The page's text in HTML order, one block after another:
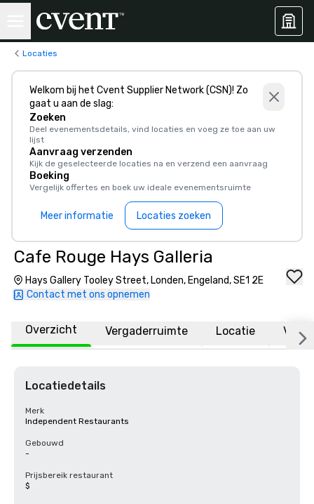
Locaties
Welkom bij het Cvent Supplier Network (CSN)! Zo
gaat u aan de slag:
Zoeken
Deel evenementsdetails, vind locaties en voeg ze toe aan uw
lijst
Aanvraag verzenden
Kijk de geselecteerde locaties na en verzend een aanvraag
Boeking
Vergelijk offertes en boek uw ideale evenementsruimte
Meer informatie Locaties zoeken
Cafe Rouge Hays Galleria
Hays Gallery Tooley Street, Londen, Engeland, SE1 2E
Contact met ons opnemen
Overzicht Vergaderruimte Locatie
Locatiedetails
Merk
Independent Restaurants
Gebouwd
-
Prijsbereik restaurant
$